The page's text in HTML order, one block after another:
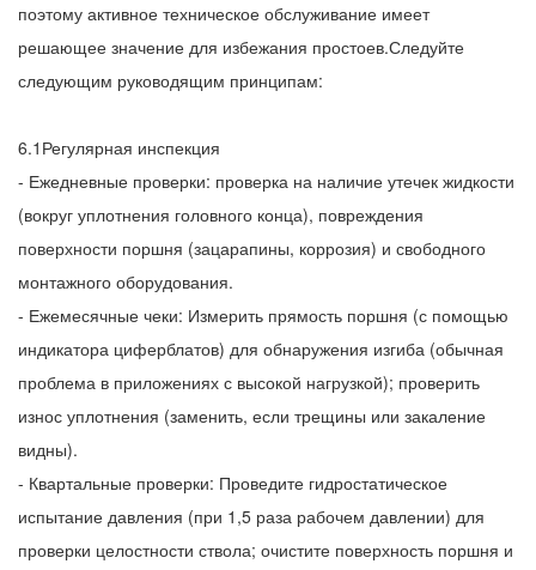
поэтому активное техническое обслуживание имеет
решающее значение для избежания простоев.Следуйте
следующим руководящим принципам:
6.1Регулярная инспекция
- Ежедневные проверки: проверка на наличие утечек жидкости
(вокруг уплотнения головного конца), повреждения
поверхности поршня (зацарапины, коррозия) и свободного
монтажного оборудования.
- Ежемесячные чеки: Измерить прямость поршня (с помощью
индикатора циферблатов) для обнаружения изгиба (обычная
проблема в приложениях с высокой нагрузкой); проверить
износ уплотнения (заменить, если трещины или закаление
видны).
- Квартальные проверки: Проведите гидростатическое
испытание давления (при 1,5 раза рабочем давлении) для
проверки целостности ствола; очистите поверхность поршня и